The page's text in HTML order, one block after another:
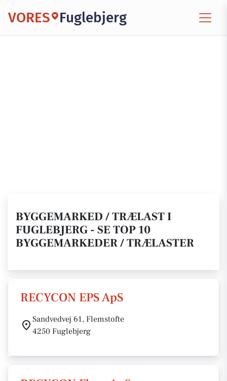
VORES Fuglebjerg
BYGGEMARKED / TRÆLAST I
FUGLEBJERG - SE TOP 10
BYGGEMARKEDER / TRÆLASTER
RECYCON EPS ApS
Sandvedvej 61, Flemstofte
4250 Fuglebjerg